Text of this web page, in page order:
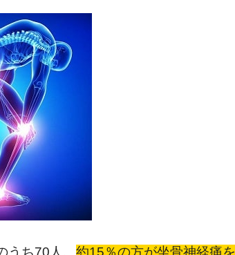
ち70人、 約15％の方が坐骨神経痛を